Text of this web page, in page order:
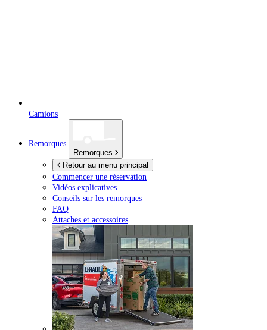
Camions
Remorques
Remorques
Retour au menu principal
Commencer une réservation
Vidéos explicatives
Conseils sur les remorques
FAQ
Attaches et accessoires